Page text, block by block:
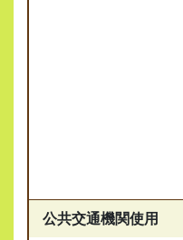
公共交通機関使用